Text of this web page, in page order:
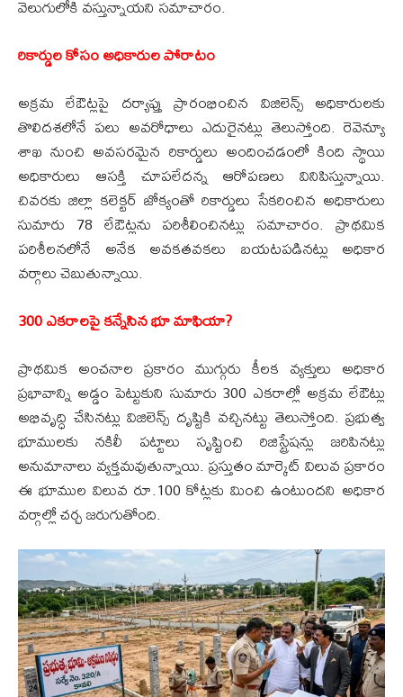
వెలుగులోకి వస్తున్నాయని సమాచారం.
రికార్డుల కోసం అధికారుల పోరాటం
అక్రమ లేఔట్లపై దర్యాప్తు ప్రారంభించిన విజిలెన్స్ అధికారులకు
తొలిదశలోనే పలు అవరోధాలు ఎదురైనట్లు తెలుస్తోంది. రెవెన్యూ
శాఖ నుంచి అవసరమైన రికార్డులు అందించడంలో కింది స్థాయి
అధికారులు ఆసక్తి చూపలేదన్న ఆరోపణలు వినిపిస్తున్నాయి.
చివరకు జిల్లా కలెక్టర్ జోక్యంతో రికార్డులు సేకరించిన అధికారులు
సుమారు 78 లేఔట్లను పరిశీలించినట్లు సమాచారం. ప్రాథమిక
పరిశీలనలోనే అనేక అవకతవకలు బయటపడినట్లు అధికార
వర్గాలు చెబుతున్నాయి.
300 ఎకరాలపై కన్నేసిన భూ మాఫియా?
ప్రాథమిక అంచనాల ప్రకారం ముగ్గురు కీలక వ్యక్తులు అధికార
ప్రభావాన్ని అడ్డం పెట్టుకుని సుమారు 300 ఎకరాల్లో అక్రమ లేఔట్లు
అభివృద్ధి చేసినట్లు విజిలెన్స్ దృష్టికి వచ్చినట్టు తెలుస్తోంది. ప్రభుత్వ
భూములకు నకిలీ పట్టాలు సృష్టించి రిజిస్ట్రేషన్లు జరిపినట్లు
అనుమానాలు వ్యక్తమవుతున్నాయి. ప్రస్తుతం మార్కెట్ విలువ ప్రకారం
ఈ భూముల విలువ రూ.100 కోట్లకు మించి ఉంటుందని అధికార
వర్గాల్లో చర్చ జరుగుతోంది.